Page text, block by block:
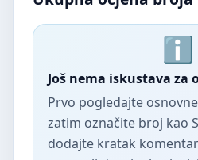
Još nema iskustava za
Prvo pogledajte
zatim označite broj kao
dodajte kratak